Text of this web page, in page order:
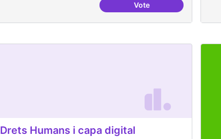
VoteTècniques de
Drets Humans i capa digital